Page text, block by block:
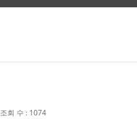
조회 수 : 1074